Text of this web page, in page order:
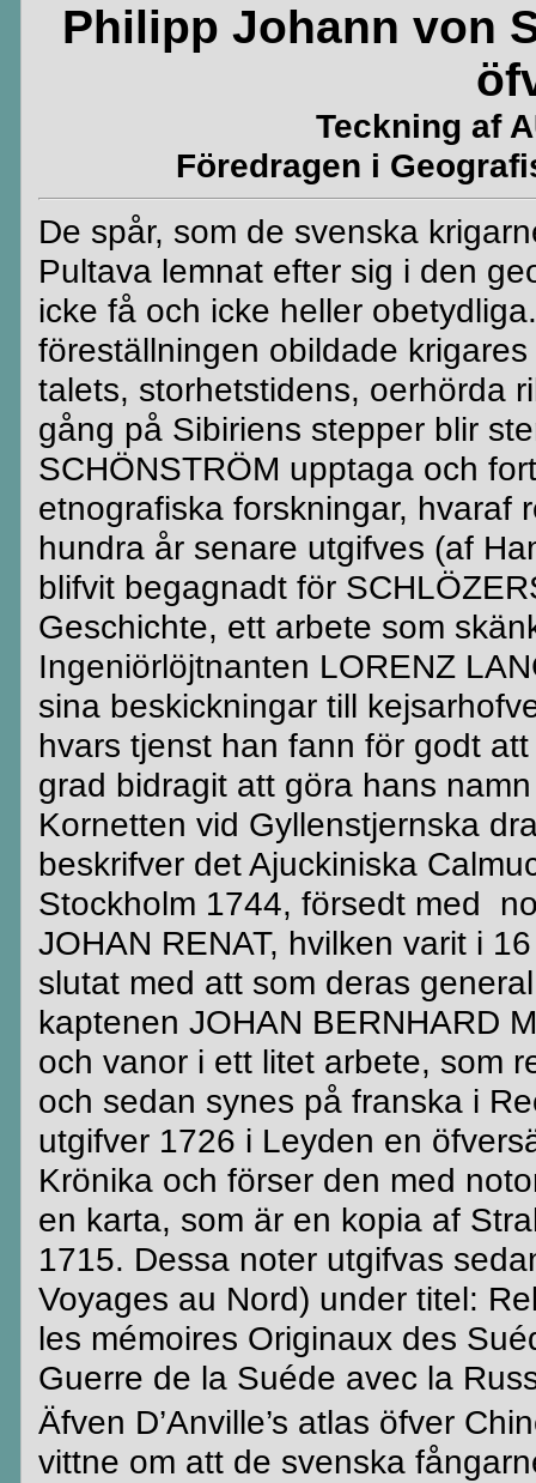
Philipp Johann von
ö
Teckning af
Föredragen i
De spår, som de svenska
Pultava lemnatefter sig i den
icke få och icke heller
föreställningen obildade
talets, storhetstidens, oerhörda
gång på Sibiriens stepperblir
SCHÖNSTRÖM upptaga och
etnografiska forskningar, hvaraf
hundra år senare utgifves (af
blifvit begagnadtför
Geschichte, ett arbete som
Ingeniörlöjtnanten LORENZ
sina beskickningar till
hvars tjensthan fann för godtatt
grad bidragit att göra hans
Kornetten vid Gyllenstjernska
beskrifverdetAjuckiniska
Stockholm 1744, försedtmed
JOHAN RENAT, hvilken varit i
slutat med att som deras
kaptenen JOHAN BERNHARD
och vanor i ett litet arbete, som
och sedan synes på franska i
utgifver1726 i Leyden en
Krönika och förser den med
en karta, som är en kopia af
1715. Dessa noter utgifvas
Voyages au Nord) under titel:
les mémoires Originauxdes
Guerre de la Suéde avec la
Äfven D’Anville’s atlas öfver
vittne om att de svenska